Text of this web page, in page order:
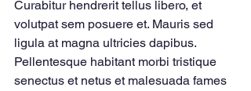
Curabitur hendrerit tellus libero, et
volutpat sem posuere et. Mauris sed
ligula at magna ultricies dapibus.
Pellentesque habitant morbi tristique
senectus et netus et malesuada fames